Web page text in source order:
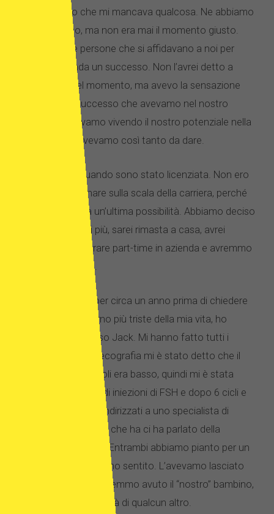
lavoro sentivo che mi mancava qualcosa. Ne abbiamo
parlato spesso, ma non era mai il momento giusto.
C’erano molte persone che si affidavano a noi per
rendere l’azienda un successo. Non l’avrei detto a
nessuno in quel momento, ma avevo la sensazione
che, a parte il successo che avevamo nel nostro
lavoro, non stavamo vivendo il nostro potenziale nella
vita. Entrambi avevamo così tanto da dare.
Avevo 40 anni quando sono stato licenziata. Non ero
entusiasta di tornare sulla scala della carriera, perché
per me sembrava un’ultima possibilità. Abbiamo deciso
che era ora o mai più, sarei rimasta a casa, avrei
continuato a lavorare part-time in azienda e avremmo
messo su famiglia.
Abbiamo provato per circa un anno prima di chiedere
aiuto. È stato il giorno più triste della mia vita, ho
sentito di aver deluso Jack. Mi hanno fatto tutti i
controlli e dopo un’ecografia mi è stato detto che il
mio numero di follicoli era basso, quindi mi è stata
proscritta una serie di iniezioni di FSH e dopo 6 cicli e
più test siamo stati indirizzati a uno specialista di
fecondazione in vitro che ha ci ha parlato della
donazione di ovociti. Entrambi abbiamo pianto per un
mese quando l’abbiamo sentito. L’avevamo lasciato
troppo tardi e non avremmo avuto il “nostro” bambino,
sarebbe stato per metà di qualcun altro.